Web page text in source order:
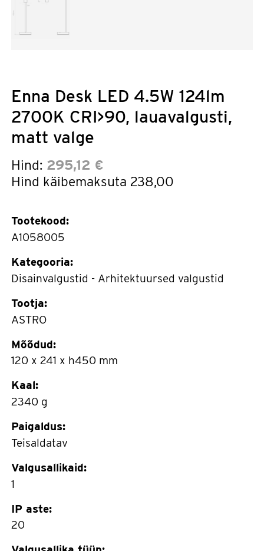
Enna Desk LED 4.5W 124lm
2700K CRI>90, lauavalgusti,
matt valge
Hind: 295,12 €
Hind käibemaksuta 238,00
Tootekood:
A1058005
Kategooria:
Disainvalgustid - Arhitektuursed valgustid
Tootja:
ASTRO
Mõõdud:
120 x 241 x h450 mm
Kaal:
2340 g
Paigaldus:
Teisaldatav
Valgusallikaid:
1
IP aste:
20